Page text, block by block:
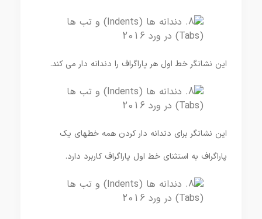
این نشانگر خط اول هر پاراگراف را دندانه دار می کند.
این نشانگر برای دندانه دار کردن همه خطهای یک
پاراگراف به استثنای خط اول پاراگراف کاربرد دارد.